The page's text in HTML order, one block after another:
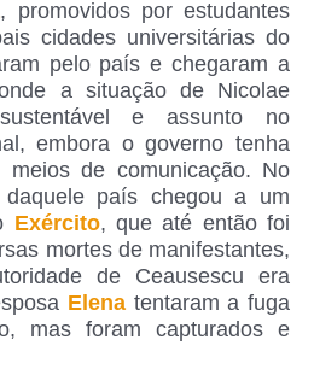
, promovidos por estudantes
cidades universitárias do
pelo país e chegaram a
a situação de Nicolae
e assunto no
embora o governo tenha
meios de comunicação. No
país chegou a um
Exército, que até então foi
mortes de manifestantes,
de Ceausescu era
Elena tentaram a fuga
mas foram capturados e